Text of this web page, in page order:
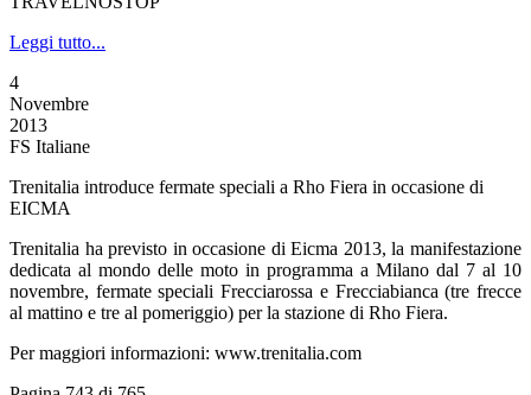
Leggi tutto...
4
Novembre
2013
FS Italiane
Trenitalia introduce fermate speciali a Rho Fiera in occasione di
EICMA
Trenitalia ha previsto in occasione di Eicma 2013, la manifestazione
dedicata al mondo delle moto in programma a Milano dal 7 al 10
novembre, fermate speciali Frecciarossa e Frecciabianca (tre frecce
al mattino e tre al pomeriggio) per la stazione di Rho Fiera.
Per maggiori informazioni: www.trenitalia.com